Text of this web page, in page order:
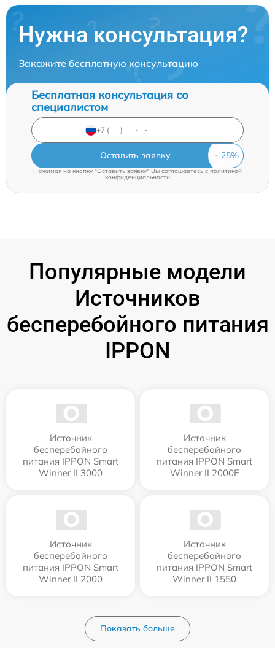
Нужна консультация?
Закажите бесплатную консультацию
Бесплатная консультация со
специалистом
Оставить заявку
Нажимая на кнопку "Оставить заявку" Вы соглашаетесь cполитикой
конфиденциальности
Популярные модели
Источников
бесперебойного питания
IPPON
Источник
бесперебойного
питания IPPON Smart
Winner II 3000
Источник
бесперебойного
питания IPPON Smart
Winner II 2000E
Источник
бесперебойного
питания IPPON Smart
Winner II 2000
Источник
бесперебойного
питания IPPON Smart
Winner II 1550
Показать больше